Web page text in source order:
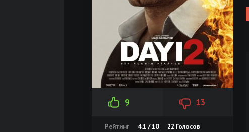
9 13
Рейтинг 4.1 / 10 22 Голосов